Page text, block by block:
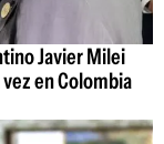
Javier Milei
en Colombia